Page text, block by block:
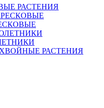
РАСТЕНИЯ
ХВОЙНЫЕ РАСТЕНИЯ